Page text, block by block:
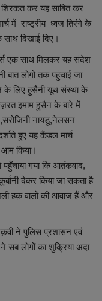
शिरकत कर यह साबित कर
में राष्ट्रीय ध्वज तिरंगे के
दिखाई दिए।
एक साथ मिलकर यह संदेश
बात लोगो तक पहुंचाई जा
के लिए हुसैनी यूथ संस्था के
इमाम हुसैन के बारे में
नायडू,नेलसन
हुए यह कैंडल मार्च
आम किया।
गया कि आतंकवाद,
देकर किया जा सकता है
हक़ वालों की आवाज़ हैं और
ने पुलिस प्रशासन एवं
सब लोगों का शुक्रिया अदा